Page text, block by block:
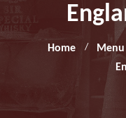
Home Menu